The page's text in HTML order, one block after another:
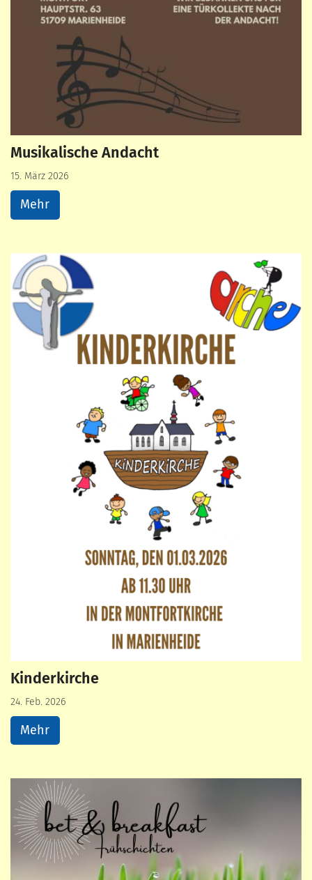
Musikalische Andacht
15. März 2026
Mehr
Kinderkirche
24. Feb. 2026
Mehr